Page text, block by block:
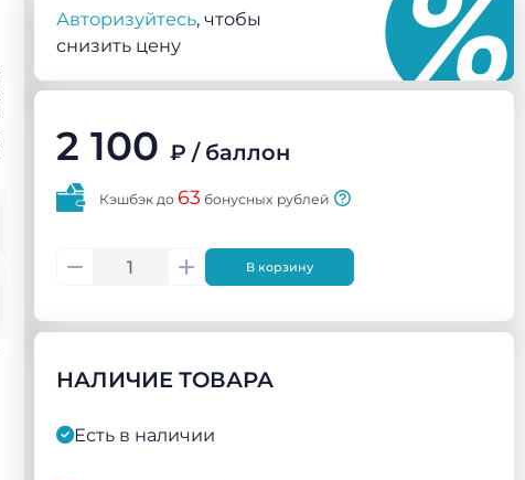
Авторизуйтесь, чтобы
снизить цену
2 100 ₽ / баллон
Кэшбэк до 63 бонусных рублей
В корзину
НАЛИЧИЕ ТОВАРА
Есть в наличии